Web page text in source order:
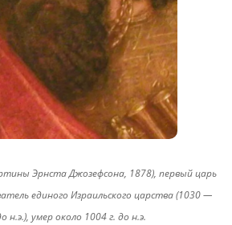
Эрнста Джозефсона, 1878), первый царь
единого Израильского царства (1030 —
н.э.), умер около 1004 г. до н.э.